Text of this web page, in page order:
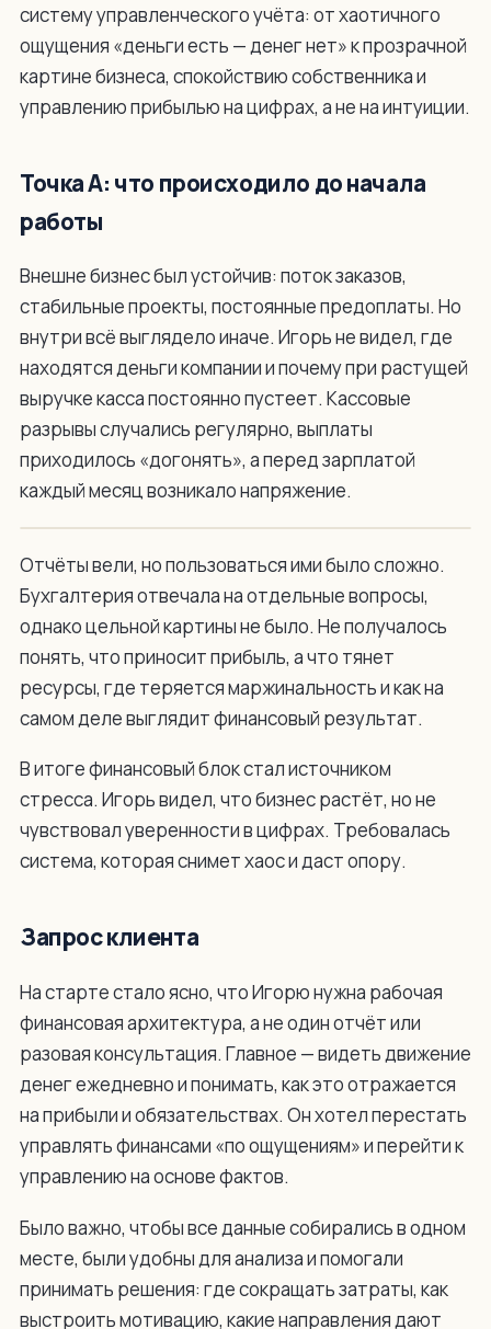
систему управленческого учёта: от хаотичного
ощущения «деньги есть — денег нет» к прозрачной
картине бизнеса, спокойствию собственника и
управлению прибылью на цифрах, а не на интуиции.
Точка А: что происходило до начала
работы
Внешне бизнес был устойчив: поток заказов,
стабильные проекты, постоянные предоплаты. Но
внутри всё выглядело иначе. Игорь не видел, где
находятся деньги компании и почему при растущей
выручке касса постоянно пустеет. Кассовые
разрывы случались регулярно, выплаты
приходилось «догонять», а перед зарплатой
каждый месяц возникало напряжение.
Отчёты вели, но пользоваться ими было сложно.
Бухгалтерия отвечала на отдельные вопросы,
однако цельной картины не было. Не получалось
понять, что приносит прибыль, а что тянет
ресурсы, где теряется маржинальность и как на
самом деле выглядит финансовый результат.
В итоге финансовый блок стал источником
стресса. Игорь видел, что бизнес растёт, но не
чувствовал уверенности в цифрах. Требовалась
система, которая снимет хаос и даст опору.
Запрос клиента
На старте стало ясно, что Игорю нужна рабочая
финансовая архитектура, а не один отчёт или
разовая консультация. Главное — видеть движение
денег ежедневно и понимать, как это отражается
на прибыли и обязательствах. Он хотел перестать
управлять финансами «по ощущениям» и перейти к
управлению на основе фактов.
Было важно, чтобы все данные собирались в одном
месте, были удобны для анализа и помогали
принимать решения: где сокращать затраты, как
выстроить мотивацию, какие направления дают